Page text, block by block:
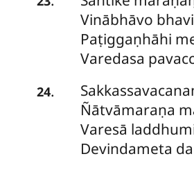
Vinābhāvo
Paṭiggaṇhāhi
Varedasa
24.
Ñātvāmaraṇa
Varesā
Devindameta